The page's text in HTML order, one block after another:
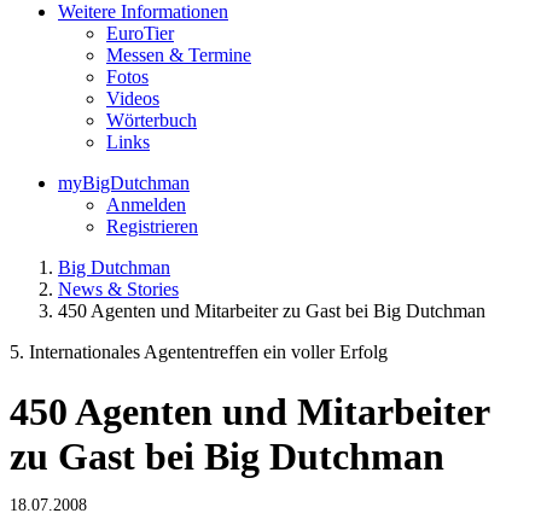
Weitere Informationen
EuroTier
Messen & Termine
Fotos
Videos
Wörterbuch
Links
myBigDutchman
Anmelden
Registrieren
Big Dutchman
News & Stories
450 Agenten und Mitarbeiter zu Gast bei Big Dutchman
5. Internationales Agententreffen ein voller Erfolg
450 Agenten und Mitarbeiter
zu Gast bei Big Dutchman
18.07.2008